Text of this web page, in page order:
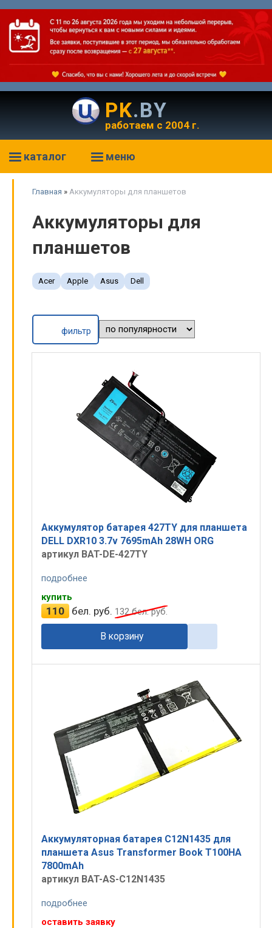
PK.BY
работаем с 2004 г.
каталог меню
Главная » Аккумуляторы для планшетов
Аккумуляторы для
планшетов
Acer Apple Asus Dell
фильтр
Аккумулятор батарея 427TY для планшета
DELL DXR10 3.7v 7695mAh 28WH ORG
артикул BAT-DE-427TY
подробнее
купить
110 бел. руб. 132бел. руб.
В корзину
Аккумуляторная батарея C12N1435 для
планшета Asus Transformer Book T100HA
7800mAh
артикул BAT-AS-C12N1435
подробнее
оставить заявку